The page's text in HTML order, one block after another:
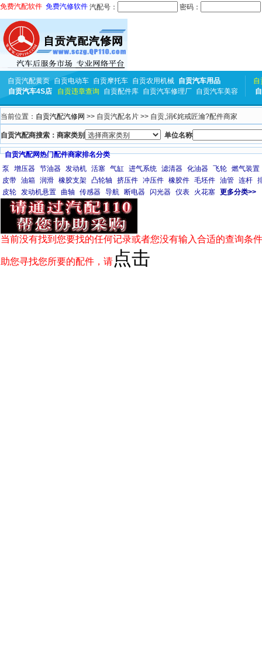
免费汽配软件 免费汽修软件 汽配号： 密码：
自贡汽配黄页 自贡电动车 自贡摩托车 自贡农用机械 自贡汽车用品
自贡汽车4S店
自贡违章查询 自贡配件库 自贡汽车修理厂 自贡汽车美容
自
当前位置： 自贡汽配汽修网 >> 自贡汽配名片 >> 自贡,涓€姹戒匠瀹?配件商家
自贡汽配商搜索：商家类别 单位名称
自贡汽配网热门配件商家排名分类
泵
增压器 节油器 发动机 活塞 气缸 进气系统 滤清器 化油器 飞轮 燃气装置
皮带 油箱 润滑 橡胶支架 凸轮轴 挤压件 冲压件 橡胶件 毛坯件 油管 连杆
皮轮 发动机悬置 曲轴 传感器 导航 断电器 闪光器 仪表 火花塞 更多分类>>
当前没有找到您要找的任何记录或者您没有输入合适的查询条
助您寻找您所要的配件，请 点击